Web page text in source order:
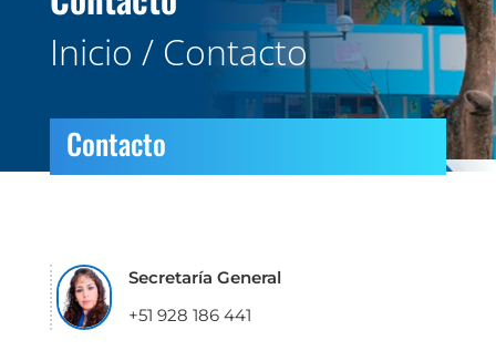
Inicio / Contacto
Contacto
Secretaría General
+51 928 186 441